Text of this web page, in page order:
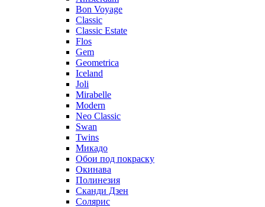
Bon Voyage
Classic
Classic Estate
Flos
Gem
Geometrica
Iceland
Joli
Mirabelle
Modern
Neo Classic
Swan
Twins
Микадо
Обои под покраску
Окинава
Полинезия
Сканди Дзен
Солярис